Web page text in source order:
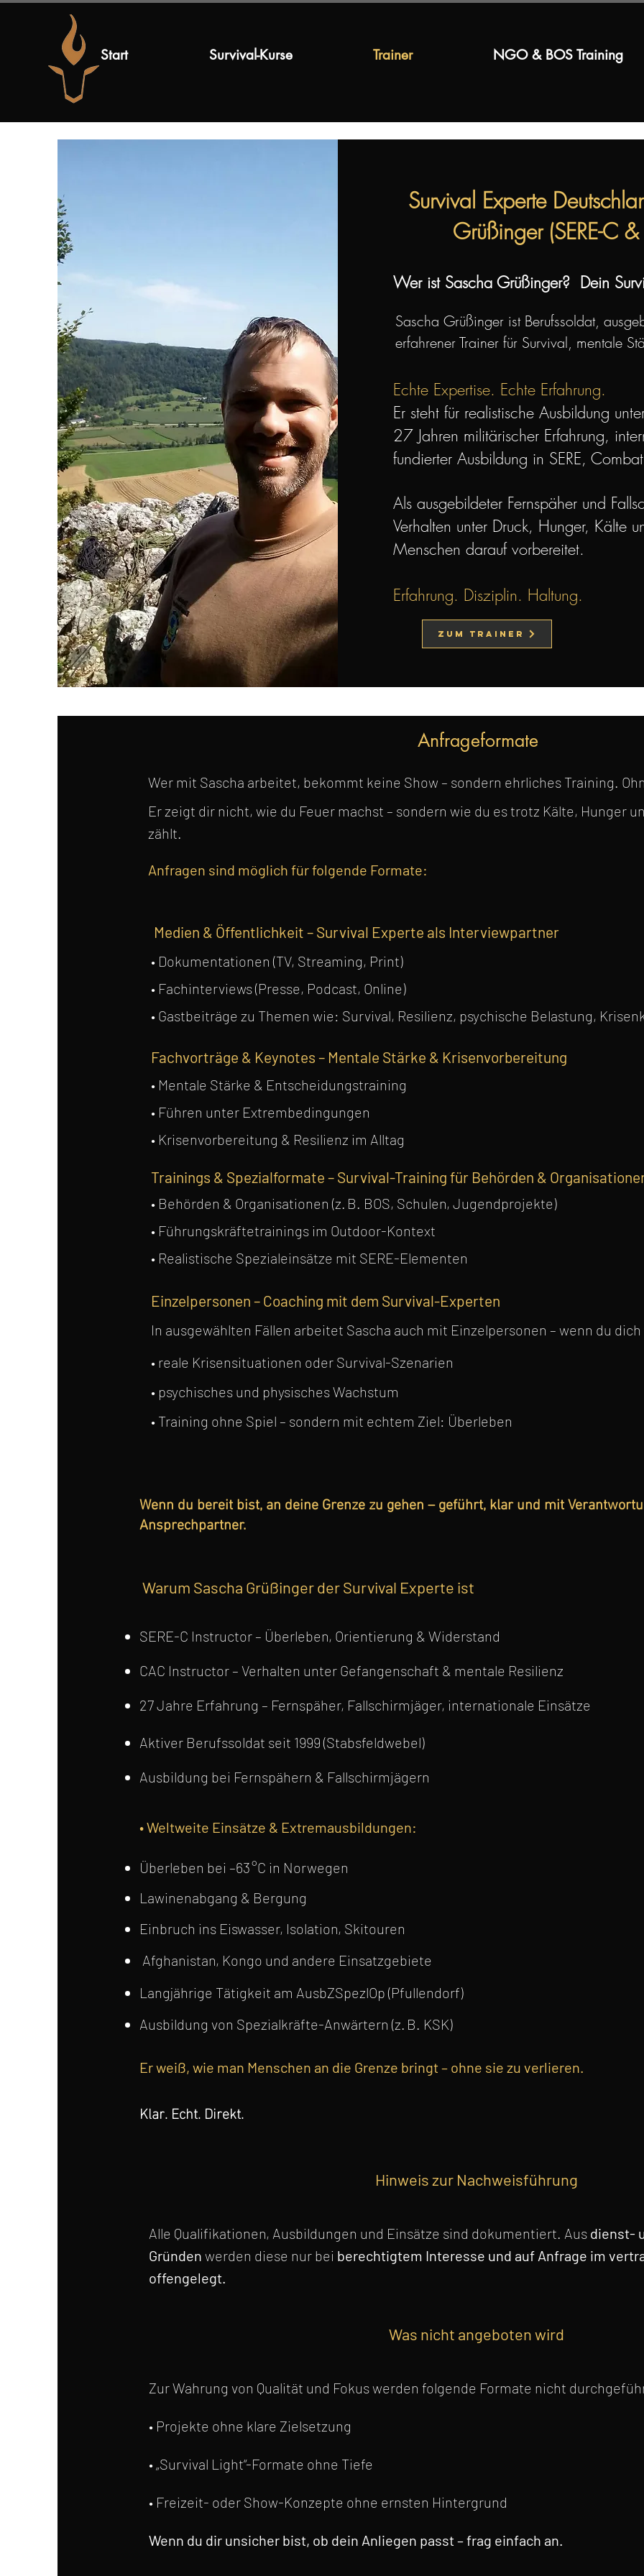
Start Survival-Kurse Trainer NGO & BOS Training
Survival Experte
Grüßinger (SERE-C
Wer ist Sascha Grüßinger? Dein
Sascha Grüßinger ist Berufssoldat,
erfahrener Trainer für Survival, mentale
​Echte Expertise. Echte Erfahrung.
Er steht für realistische Ausbildung
27 Jahren militärischer Erfahrung,
fundierter Ausbildung in SERE,
Als ausgebildeter Fernspäher und
Verhalten unter Druck, Hunger, Kälte
Menschen darauf vorbereitet.
Erfahrung. Disziplin. Haltung.
Zum Trainer
Anfrageformate
Wer mit Sascha arbeitet, bekommt keine Show – sondern ehrliches Training.
Er zeigt dir nicht, wie du Feuer machst – sondern wie du es trotz Kälte, Hunger
zählt.
Anfragen sind möglich für folgende Formate:
Medien & Öffentlichkeit – Survival Experte als Interviewpartner
• Dokumentationen (TV, Streaming, Print)
• Fachinterviews (Presse, Podcast, Online)
• Gastbeiträge zu Themen wie: Survival, Resilienz, psychische Belastung,
Fachvorträge & Keynotes – Mentale Stärke & Krisenvorbereitung
• Mentale Stärke & Entscheidungstraining
• Führen unter Extrembedingungen
• Krisenvorbereitung & Resilienz im Alltag
Trainings & Spezialformate – Survival-Training für Behörden &
• Behörden & Organisationen (z. B. BOS, Schulen, Jugendprojekte)
• Führungskräftetrainings im Outdoor-Kontext
• Realistische Spezialeinsätze mit SERE-Elementen
Einzelpersonen – Coaching mit dem Survival-Experten
In ausgewählten Fällen arbeitet Sascha auch mit Einzelpersonen – wenn du
• reale Krisensituationen oder Survival-Szenarien
• psychisches und physisches Wachstum
• Training ohne Spiel – sondern mit echtem Ziel: Überleben
Wenn du bereit bist, an deine Grenze zu gehen – geführt, klar und mit
Ansprechpartner.
Warum Sascha Grüßinger der Survival Experte ist
SERE-C Instructor – Überleben, Orientierung & Widerstand
CAC Instructor – Verhalten unter Gefangenschaft & mentale Resilienz
27 Jahre Erfahrung – Fernspäher, Fallschirmjäger, internationale Einsätze
Aktiver Berufssoldat seit 1999 (Stabsfeldwebel)
Ausbildung bei Fernspähern & Fallschirmjägern
• Weltweite Einsätze & Extremausbildungen:
Überleben bei –63 °C in Norwegen
Lawinenabgang & Bergung
Einbruch ins Eiswasser, Isolation, Skitouren
Afghanistan, Kongo und andere Einsatzgebiete
Langjährige Tätigkeit am AusbZSpezlOp (Pfullendorf)
Ausbildung von Spezialkräfte-Anwärtern (z. B. KSK)
Er weiß, wie man Menschen an die Grenze bringt – ohne sie zu verlieren.
Klar. Echt. Direkt.
Hinweis zur Nachweisführung
Alle Qualifikationen, Ausbildungen und Einsätze sind dokumentiert. Aus dienst-
Gründen werden diese nur bei berechtigtem Interesse und auf Anfrage im
offengelegt.
Was nicht angeboten wird
Zur Wahrung von Qualität und Fokus werden folgende Formate nicht
• Projekte ohne klare Zielsetzung
• „Survival Light“-Formate ohne Tiefe
• Freizeit- oder Show-Konzepte ohne ernsten Hintergrund
Wenn du dir unsicher bist, ob dein Anliegen passt – frag einfach an.